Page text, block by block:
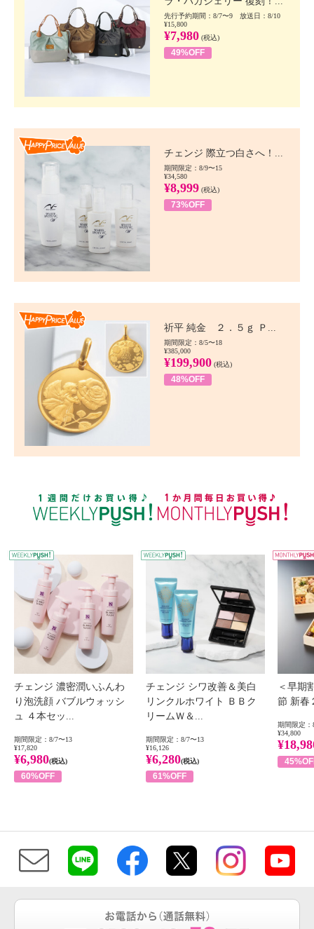
先行予約期間：8/7〜9 放送日：8/10
¥15,800
¥7,980 (税込)
49%OFF
チェンジ 際立つ白さへ！...
期間限定：8/9〜15
¥34,580
¥8,999 (税込)
73%OFF
祈平 純金 ２．５ｇ Ｐ...
期間限定：8/5〜18
¥385,000
¥199,900 (税込)
48%OFF
WEEKLY PUSH
チェンジ 濃密潤いふんわ
り泡洗顔 バブルウォッシ
ュ ４本セッ...
期間限定：8/7〜13
¥17,820
¥6,980(税込)
60%OFF
チェンジ シワ改善＆美白
リンクルホワイト ＢＢク
リームＷ＆...
期間限定：8/7〜13
¥16,126
¥6,280(税込)
61%OFF
＜早期
節 新春
期間限定：
¥34,800